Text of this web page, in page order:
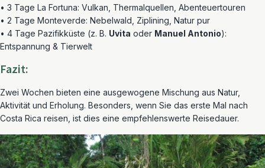
• 3 Tage La Fortuna: Vulkan, Thermalquellen, Abenteuertouren
• 2 Tage Monteverde: Nebelwald, Ziplining, Natur pur
• 4 Tage Pazifikküste (z. B. Uvita oder Manuel Antonio):
Entspannung & Tierwelt
Fazit:
Zwei Wochen bieten eine ausgewogene Mischung aus Natur,
Aktivität und Erholung. Besonders, wenn Sie das erste Mal nach
Costa Rica reisen, ist dies eine empfehlenswerte Reisedauer.